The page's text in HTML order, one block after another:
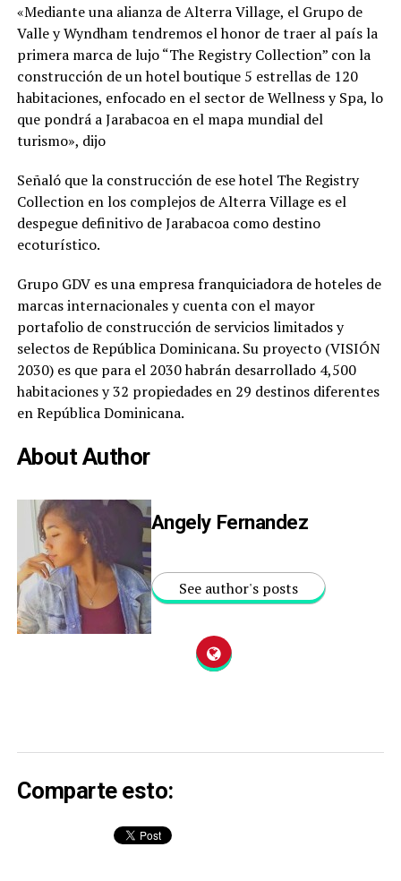
«Mediante una alianza de Alterra Village, el Grupo de
Valle y Wyndham tendremos el honor de traer al país la
primera marca de lujo “The Registry Collection” con la
construcción de un hotel boutique 5 estrellas de 120
habitaciones, enfocado en el sector de Wellness y Spa, lo
que pondrá a Jarabacoa en el mapa mundial del
turismo», dijo
Señaló que la construcción de ese hotel The Registry
Collection en los complejos de Alterra Village es el
despegue definitivo de Jarabacoa como destino
ecoturístico.
Grupo GDV es una empresa franquiciadora de hoteles de
marcas internacionales y cuenta con el mayor
portafolio de construcción de servicios limitados y
selectos de República Dominicana. Su proyecto (VISIÓN
2030) es que para el 2030 habrán desarrollado 4,500
habitaciones y 32 propiedades en 29 destinos diferentes
en República Dominicana.
About Author
Angely Fernandez
See author's posts
Comparte esto: